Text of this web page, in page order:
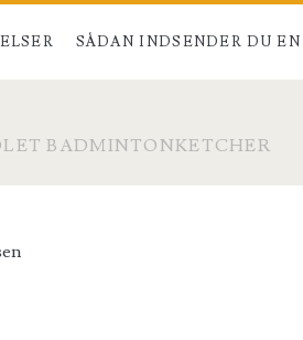
SÅDAN INDSENDER DU
BADMINTONKETCHER